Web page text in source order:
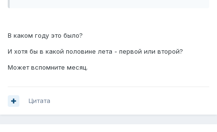
В каком году это было?
И хотя бы в какой половине лета - первой или второй?
Может вспомните месяц.
Цитата